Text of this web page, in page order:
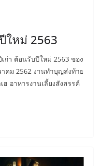
ใหม่ 2563
ก่า ต้อนรับปีใหม่ 2563 ของ
คม 2562 งานทำบุญส่งท้าย
อาหารงานเลี้ยงสังสรรค์